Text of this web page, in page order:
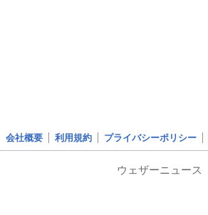
会社概要 利用規約 プライバシーポリシー
ウェザーニュース